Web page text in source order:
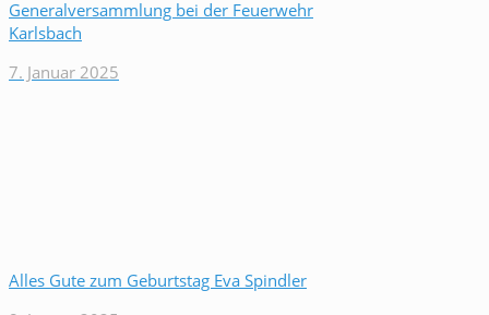
Generalversammlung bei der Feuerwehr
Karlsbach
7. Januar 2025
Alles Gute zum Geburtstag Eva Spindler